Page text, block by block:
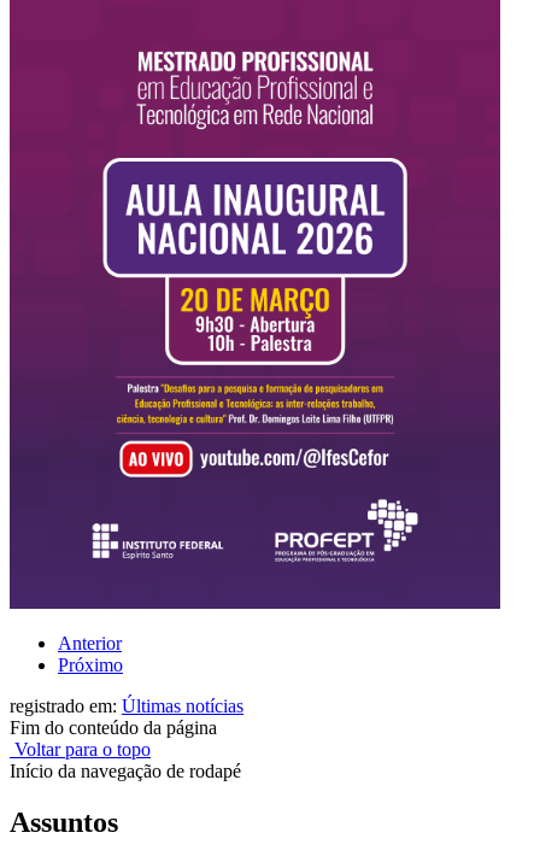
Anterior
Próximo
registrado em: Últimas notícias
Fim do conteúdo da página
Voltar para o topo
Início da navegação de rodapé
Assuntos